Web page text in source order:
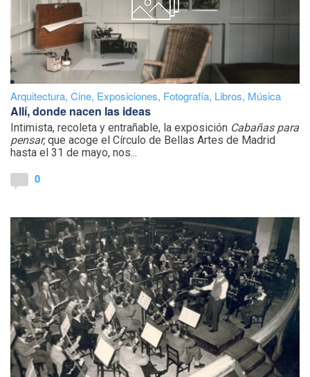
Arquitectura, Cine, Exposiciones, Fotografía, Libros, Música
Allí, donde nacen las ideas
Intimista, recoleta y entrañable, la exposición Cabañas para
pensar,que acoge el Círculo de Bellas Artes de Madrid
hasta el 31 de mayo, nos...
0